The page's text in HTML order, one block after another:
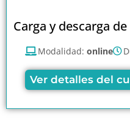
Carga y descarga
Modalidad: online
Ver detalles del